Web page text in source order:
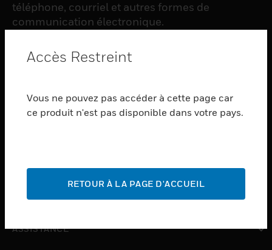
téléphone, courriel et autres formes de
communication électronique.
S'INSCRIRE
PRODUCTS
toggle view
INDUSTRIES
ASSISTANCE
Accès Restreint
Vous ne pouvez pas accéder à cette page car
ce produit n'est pas disponible dans votre pays.
RETOUR À LA PAGE D'ACCUEIL